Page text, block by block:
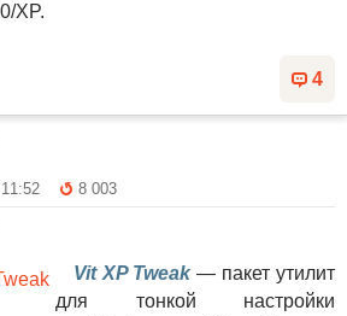
XP.
4
8 003
Vit XP Tweak— пакет утилит
для тонкой настройки